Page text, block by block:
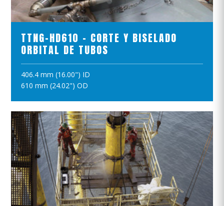
TTNG-HD610 - CORTE Y BISELADO
ORBITAL DE TUBOS
406.4 mm (16.00") ID
610 mm (24.02") OD
VER EL PRODUCTO
AÑADIR A LA CESTA